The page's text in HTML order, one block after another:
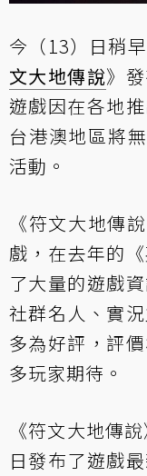
今（13）日稍
文大地傳說》
遊戲因在各地
台港澳地區將
活動。
《符文大地傳
戲，在去年的
了大量的遊戲
社群名人、實
多為好評，評
多玩家期待。
《符文大地傳
日發布了遊戲